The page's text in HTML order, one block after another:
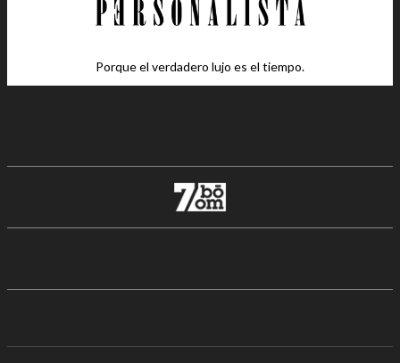
Porque el verdadero lujo es el tiempo.